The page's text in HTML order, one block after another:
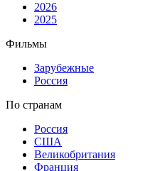
2026
2025
Фильмы
Зарубежные
Россия
По странам
Россия
США
Великобритания
Франция